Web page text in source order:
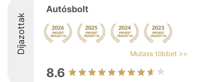
Díjazottak
Autósbolt
Mutass többet >>
8.6